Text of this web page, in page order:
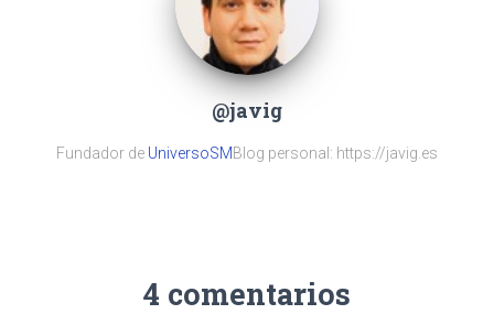
@javig
Fundador de UniversoSMBlog personal: https://javig.es
4 comentarios